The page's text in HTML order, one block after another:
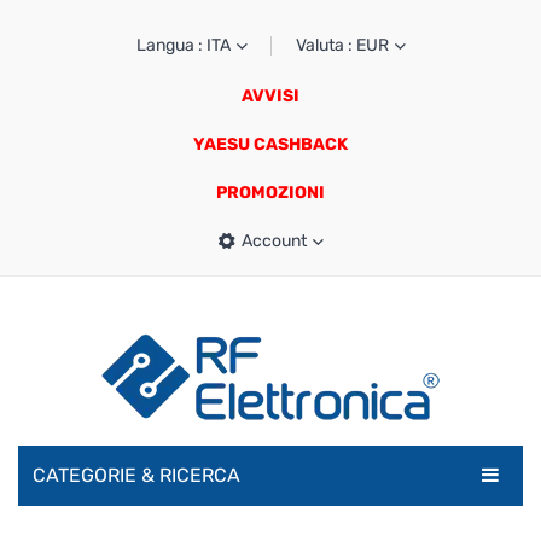
Langua : ITA Valuta : EUR
AVVISI
YAESU CASHBACK
PROMOZIONI
Account
CATEGORIE & RICERCA